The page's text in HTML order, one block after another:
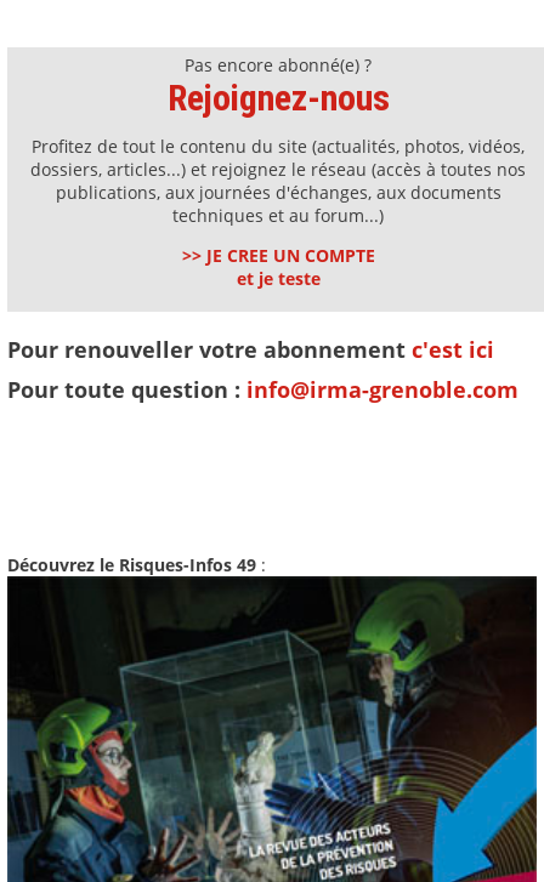
Pas encore abonné(e) ?
Rejoignez-nous
Profitez de tout le contenu du site (actualités, photos, vidéos,
dossiers, articles...) et rejoignez le réseau (accès à toutes nos
publications, aux journées d'échanges, aux documents
techniques et au forum...)
>> JE CREE UN COMPTE
et je teste
Pour renouveller votre abonnement c'est ici
Pour toute question : info@irma-grenoble.com
Découvrez le Risques-Infos 49 :